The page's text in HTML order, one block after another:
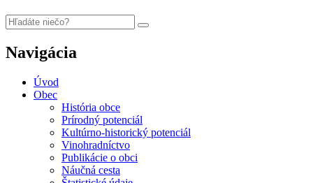
Navigácia
Úvod
Obec
História obce
Prírodný potenciál
Kultúrno-historický potenciál
Vinohradníctvo
Publikácie o obci
Náučná cesta